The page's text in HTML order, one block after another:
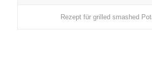
Rezept für grilled smashed